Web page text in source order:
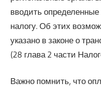
вводить
налогу. Об этих
указано в законе о
(28 глава 2 части
Важно помнить, что